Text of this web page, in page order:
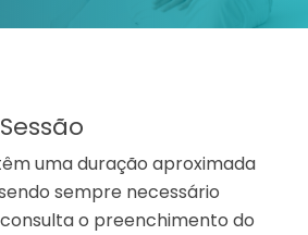
uma duração aproximada
sempre necessário
o preenchimento do